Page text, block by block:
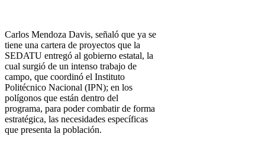
Carlos Mendoza Davis, señaló que ya se
tiene una cartera de proyectos que la
SEDATU entregó al gobierno estatal, la
cual surgió de un intenso trabajo de
campo, que coordinó el Instituto
Politécnico Nacional (IPN); en los
polígonos que están dentro del
programa, para poder combatir de forma
estratégica, las necesidades específicas
que presenta la población.